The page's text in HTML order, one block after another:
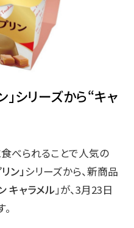
」シリーズから“キャ
べられることで人気の
ン」 シリーズから、新商品
キャラメル」が、3月23日